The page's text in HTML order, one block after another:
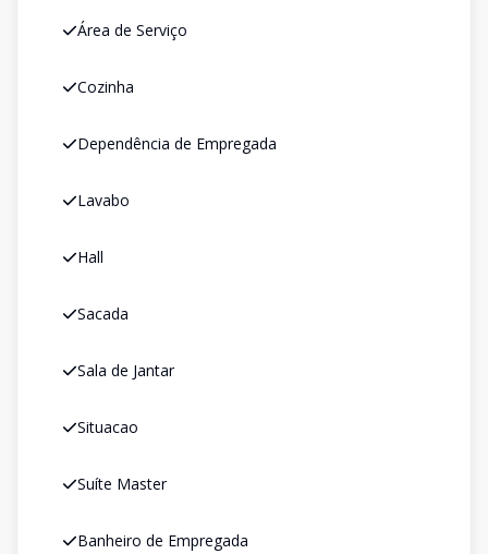
Área de Serviço
Cozinha
Dependência de Empregada
Lavabo
Hall
Sacada
Sala de Jantar
Situacao
Suíte Master
Banheiro de Empregada